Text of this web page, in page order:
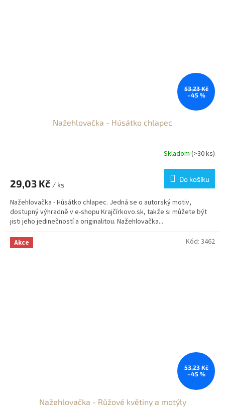
53,23 Kč
–45 %
Nažehlovačka - Húsátko chlapec
Skladom (>30 ks)
29,03 Kč / ks
Do košíku
Nažehlovačka - Húsátko chlapec. Jedná se o autorský motiv,
dostupný výhradně v e-shopu Krajčírkovo.sk, takže si můžete být
jisti jeho jedinečností a originalitou. Nažehlovačka...
Akce
53,23 Kč
–45 %
Nažehlovačka - Růžové květiny a motýly
Kód: 3462